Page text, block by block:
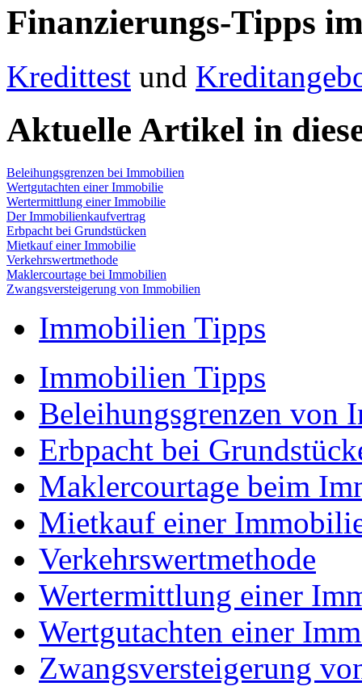
Finanzierungs-Tipps
Kredittest und
Aktuelle Artikel in
Beleihungsgrenzen bei Immobilien
Wertgutachten einer Immobilie
Wertermittlung einer Immobilie
Der Immobilienkaufvertrag
Erbpacht bei Grundstücken
Mietkauf einer Immobilie
Verkehrswertmethode
Maklercourtage bei Immobilien
Zwangsversteigerung von Immobilien
Immobilien Tipps
Immobilien Tipps
Beleihungsgrenzen von
Erbpacht bei
Maklercourtage beim
Mietkauf einer
Verkehrswertmethode
Wertermittlung einer
Wertgutachten einer
Zwangsversteigerung